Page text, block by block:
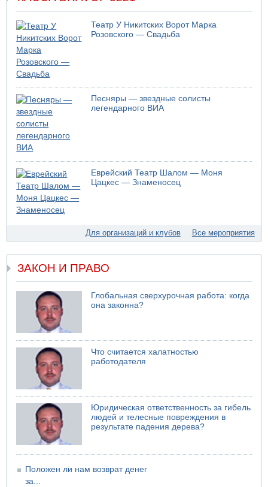
05.08.2026 06:41
Еще один меморандум для Ирана
04.08.2026 20:31
Минздрав и Министерство экологии сообщили о
необычно высоком уровне загрязнения воды в девяти
реках и ручьях на севере страны
04.08.2026 19:20
Шоссе 6 и участок шоссе 1 в восточном направлении в
районе Бейт-Шемеша вновь открыты для движения
04.08.2026 18:17
75-летний мужчина получил тяжелые ножевые ранения
в результате нападения на улице Левински в Тель-
04.08.2026 13:48
Американцы за пять месяцев израсходовали почти все
запасы ракет
Ракетная атака на судно вблизи Омана
Малыш обварился супом в Бней-Браке
04.08.2026 10:13
Троих подростков унесло течением на Кинерете
04.08.2026 08:45
Атака на склады в Подмосковье и Ленинградской
области
04.08.2026 06:53
04.08.2026 06:10
Пожар в квартире в Ашдоде
Театр У Никитских Ворот Марка
Розовского — Свадьба
Песняры — звездные солисты
легендарного ВИА
Еврейский Театр Шалом — Моня
Цацкес — Знаменосец
Для организаций и клубов Все мероприятия
ЗАКОН И ПРАВО
Глобальная сверхурочная работа: когда
она законна?
Что считается халатностью
работодателя
Юридическая ответственность за гибель
людей и телесные повреждения в
результате падения дерева?
Положен ли нам возврат денег
за...